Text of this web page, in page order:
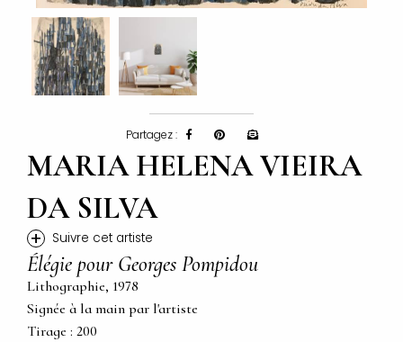
Partagez :
MARIA HELENA VIEIRA
DA SILVA
+ Suivre cet artiste
Élégie pour Georges Pompidou
Lithographie, 1978
Signée à la main par l'artiste
Tirage : 200